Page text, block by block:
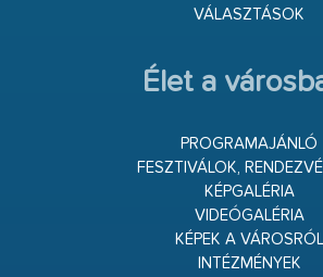
VÁLASZTÁSOK
Élet a
PROGRAMAJÁNLÓ
FESZTIVÁLOK,
KÉPGALÉRIA
VIDEÓGALÉRIA
KÉPEK A VÁROSRÓL
INTÉZMÉNYEK